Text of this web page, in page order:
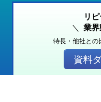
ページを公開する
公開せずそのまま
無料
リ
業
資料